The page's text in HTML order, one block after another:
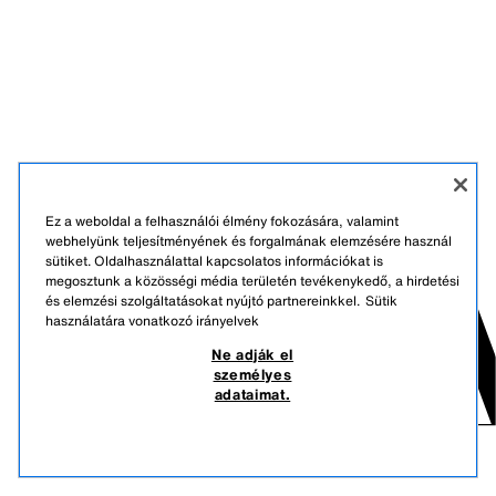
Ez a weboldal a felhasználói élmény fokozására, valamint
webhelyünk teljesítményének és forgalmának elemzésére használ
sütiket. Oldalhasználattal kapcsolatos információkat is
megosztunk a közösségi média területén tevékenykedő, a hirdetési
és elemzési szolgáltatásokat nyújtó partnereinkkel. Sütik
használatára vonatkozó irányelvek
Ne adják el
személyes
adataimat.